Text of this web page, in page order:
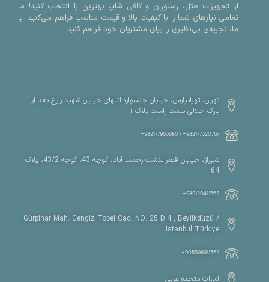
از تجهیزات هتل، رستوران و کافی شاپ بهترین را انتخاب کنید! ما
تمامی نیازهای شما را با کیفیت بالا و قیمت مناسب فراهم می‌کنیم. با
ما، تجربه‌ی بی‌نظیری را برای مشتریان خود فراهم کنید.
تهران، تهرانپارس، خیابان جشنواره انتهای خیابان شهید زارع بعد از
پارک جلالی سمت راست پلاک ۱
982177320767+ / 982177963680+
شیراز، خیابان قصرالدشت رحمت آباد، کوچه 43، کوچه 43/2، پلاک
64
989120411362+
Gürpinar Mah. Cengiz Topel Cad. NO: 25 D:4 , Beylikdüzü /
Istanbul Türkiye
905396911362+
امارات متحده عربی